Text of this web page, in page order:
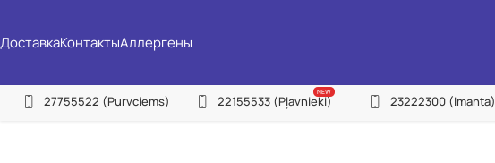
ДоставкаКонтактыАллергены
27755522
(Purvciems)
27755522 (Purvciems) 22155533 (Pļavnieki)
NEW
23222300 (Imanta)